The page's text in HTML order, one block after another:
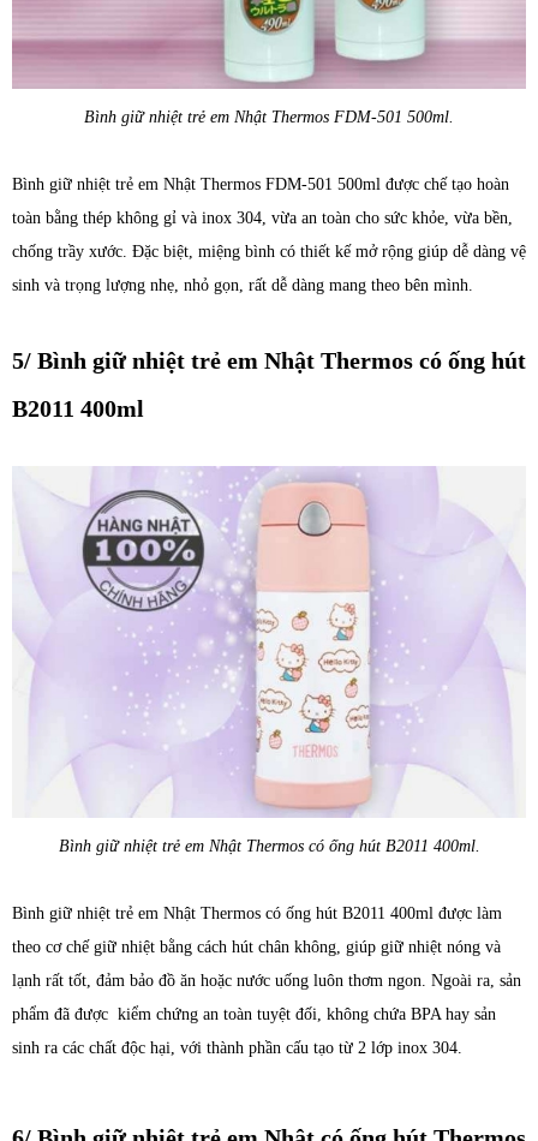
Bình giữ nhiệt trẻ em Nhật Thermos FDM-501 500ml.
Bình giữ nhiệt trẻ em Nhật Thermos FDM-501 500ml được chế tạo hoàn
toàn bằng thép không gỉ và inox 304, vừa an toàn cho sức khỏe, vừa bền,
chống trầy xước. Đặc biệt, miệng bình có thiết kế mở rộng giúp dễ dàng vệ
sinh và trọng lượng nhẹ, nhỏ gọn, rất dễ dàng mang theo bên mình.
5/ Bình giữ nhiệt trẻ em Nhật Thermos có ống hút
B2011 400ml
Bình giữ nhiệt trẻ em Nhật Thermos có ống hút B2011 400ml.
Bình giữ nhiệt trẻ em Nhật Thermos có ống hút B2011 400ml được làm
theo cơ chế giữ nhiệt bằng cách hút chân không, giúp giữ nhiệt nóng và
lạnh rất tốt, đảm bảo đồ ăn hoặc nước uống luôn thơm ngon. Ngoài ra, sản
phẩm đã được kiểm chứng an toàn tuyệt đối, không chứa BPA hay sản
sinh ra các chất độc hại, với thành phần cấu tạo từ 2 lớp inox 304.